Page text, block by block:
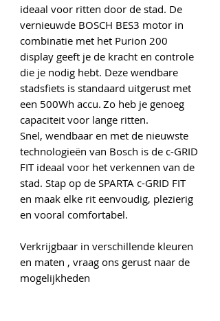
ideaal voor ritten door de stad. De
vernieuwde BOSCH BES3 motor in
combinatie met het Purion 200
display geeft je de kracht en controle
die je nodig hebt. Deze wendbare
stadsfiets is standaard uitgerust met
een 500Wh accu. Zo heb je genoeg
capaciteit voor lange ritten.
Snel, wendbaar en met de nieuwste
technologieën van Bosch is de c-GRID
FIT ideaal voor het verkennen van de
stad. Stap op de SPARTA c-GRID FIT
en maak elke rit eenvoudig, plezierig
en vooral comfortabel.
Verkrijgbaar in verschillende kleuren
en maten , vraag ons gerust naar de
mogelijkheden